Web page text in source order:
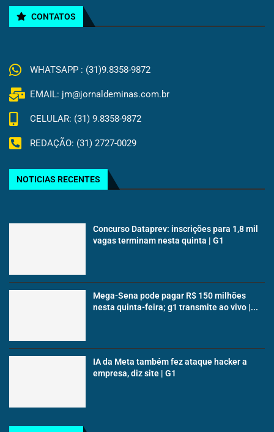
CONTATOS
WHATSAPP : (31)9.8358-9872
EMAIL: jm@jornaldeminas.com.br
CELULAR: (31) 9.8358-9872
REDAÇÃO: (31) 2727-0029
NOTICIAS RECENTES
Concurso Dataprev: inscrições para 1,8 mil
vagas terminam nesta quinta | G1
Mega-Sena pode pagar R$ 150 milhões
nesta quinta-feira; g1 transmite ao vivo |...
IA da Meta também fez ataque hacker a
empresa, diz site | G1